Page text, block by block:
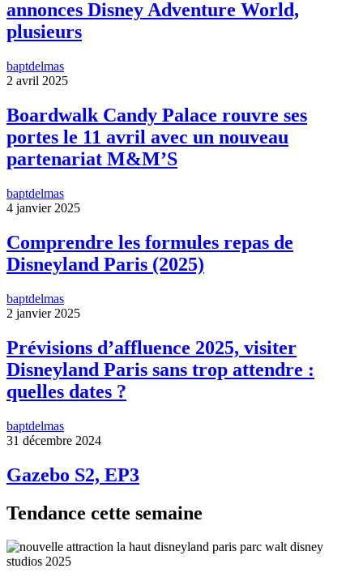
annonces Disney Adventure World,
plusieurs
baptdelmas
2 avril 2025
Boardwalk Candy Palace rouvre ses
portes le 11 avril avec un nouveau
partenariat M&M’S
baptdelmas
4 janvier 2025
Comprendre les formules repas de
Disneyland Paris (2025)
baptdelmas
2 janvier 2025
Prévisions d’affluence 2025, visiter
Disneyland Paris sans trop attendre :
quelles dates ?
baptdelmas
31 décembre 2024
Gazebo S2, EP3
Tendance cette semaine